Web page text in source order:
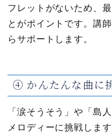
フレットがないため、
とがポイントです。講
らサポートします。
④ かんたんな曲に
「涙そうそう」や「島
メロディーに挑戦しま